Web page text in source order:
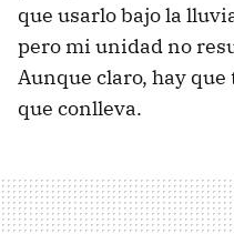
que usarlo bajo la
pero mi unidad no
Aunque claro, hay
que conlleva.